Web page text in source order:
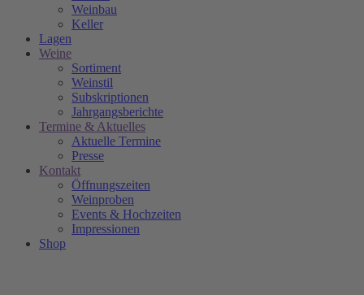
Weinbau
Keller
Lagen
Weine
Sortiment
Weinstil
Subskriptionen
Jahrgangsberichte
Termine & Aktuelles
Aktuelle Termine
Presse
Kontakt
Öffnungszeiten
Weinproben
Events & Hochzeiten
Impressionen
Shop